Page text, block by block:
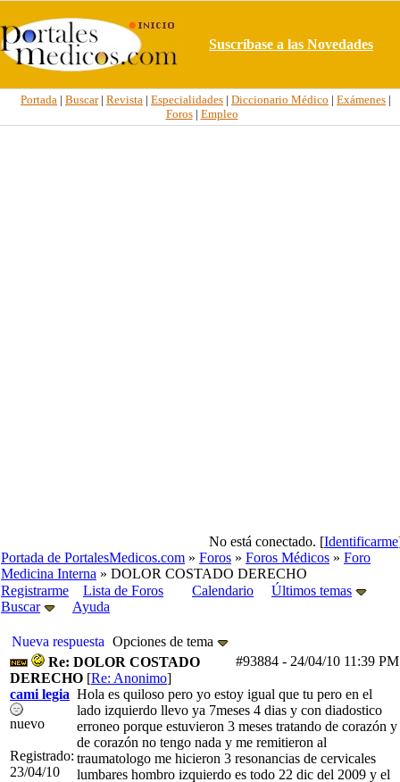
Suscríbase a las Novedades
Portada | Buscar| Revista | Especialidades | Diccionario Médico | Exámenes |
Foros| Empleo
No está conectado. [Identificarme
Portada de PortalesMedicos.com » Foros » Foros Médicos » Foro
Medicina Interna » DOLOR COSTADO DERECHO
Registrarme
Lista de Foros Calendario
Últimos temas
Buscar
Ayuda
Nueva respuesta Opciones de tema
#93884 - 24/04/10 11:39 PM
Re: DOLOR COSTADO
DERECHO [Re: Anonimo]
cami legia
nuevo
Registrado:
23/04/10
Hola es quiloso pero yo estoy igual que tu pero en el
lado izquierdo llevo ya 7meses 4 dias y con diadostico
erroneo porque estuvieron 3 meses tratando de corazón y
de corazón no tengo nada y me remitieron al
traumatologo me hicieron 3 resonancias de cervicales
lumbares hombro izquierdo es todo 22 dic del 2009 y el